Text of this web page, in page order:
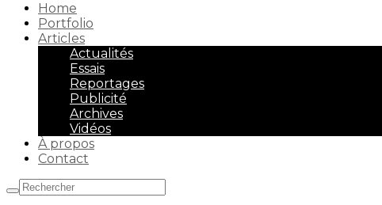
Home
Portfolio
Articles
Actualités
Essais
Reportages
Publicité
Archives
Vidéos
À propos
Contact